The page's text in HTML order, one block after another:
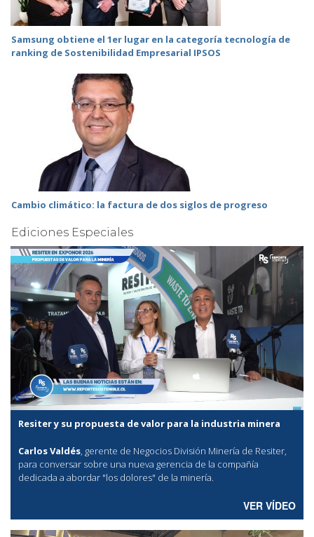
Samsung obtiene el 1er lugar en la categoría tecnología de
ranking de Sostenibilidad Empresarial IPSOS
Cambio climático: la factura de dos siglos de progreso
Ediciones Especiales
Resiter y su propuesta de valor para la industria minera
Carlos Valdés, gerente de Negocios División Minería de Resiter,
para conversar sobre una nueva gerencia de la compañía
dedicada a abordar "los dolores" de la minería.
VER VÍDEO